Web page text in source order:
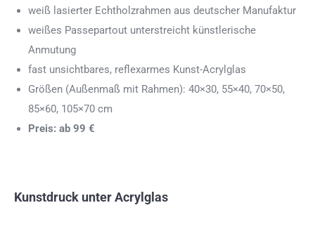
weiß lasierter Echtholzrahmen aus deutscher Manufaktur
weißes Passepartout unterstreicht künstlerische
Anmutung
fast unsichtbares, reflexarmes Kunst-Acrylglas
Größen (Außenmaß mit Rahmen): 40×30, 55×40, 70×50,
85×60, 105×70 cm
Preis: ab 99 €
Kunstdruck unter Acrylglas